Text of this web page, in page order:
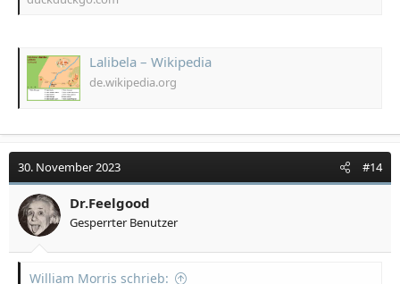
Lalibela – Wikipedia
de.wikipedia.org
30. November 2023 #14
Dr.Feelgood
Gesperrter Benutzer
William Morris schrieb: